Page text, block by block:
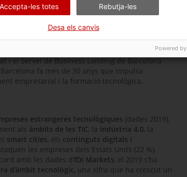
rebla que "aquest bon posicionament de
ens esperona a seguir treballant en
un
tecnològic i de talent de primer
que
i el Servei deBusiness Landingde Barcelona
fa més de 30 anys que impulsa
empresarial i la formació tecnològica.
estrangeres tecnològiques (dades 2019),
als àmbits de les TIC, la indústria 4.0, la
smart cities, els continguts digitals i
les empreses dels Estats Units (22 %),
amb les dades d’fDi Markets, el 2019 s’ha
d’àmbit tecnològic, una xifra que ha crescut un
Accepta-les totes Rebutja-les
Desa els canvis
Powered by